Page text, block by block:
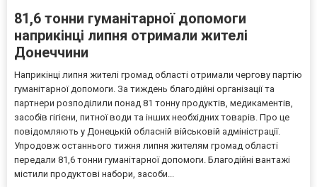
81,6 тонни гуманітарної допомоги
наприкінці липня отримали жителі
Донеччини
Наприкінці липня жителі громад області отримали чергову партію
гуманітарної допомоги. За тиждень благодійні організації та
партнери розподілили понад 81 тонну продуктів, медикаментів,
засобів гігієни, питної води та інших необхідних товарів. Про це
повідомляють у Донецькій обласній військовій адміністрації.
Упродовж останнього тижня липня жителям громад області
передали 81,6 тонни гуманітарної допомоги. Благодійні вантажі
містили продуктові набори, засоби...